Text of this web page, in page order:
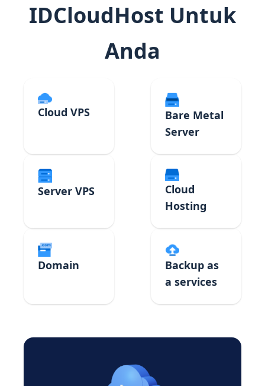
IDCloudHost Untuk
Anda
Cloud VPS
Bare Metal
Server
Server VPS
Cloud
Hosting
Domain
Backup as
a services